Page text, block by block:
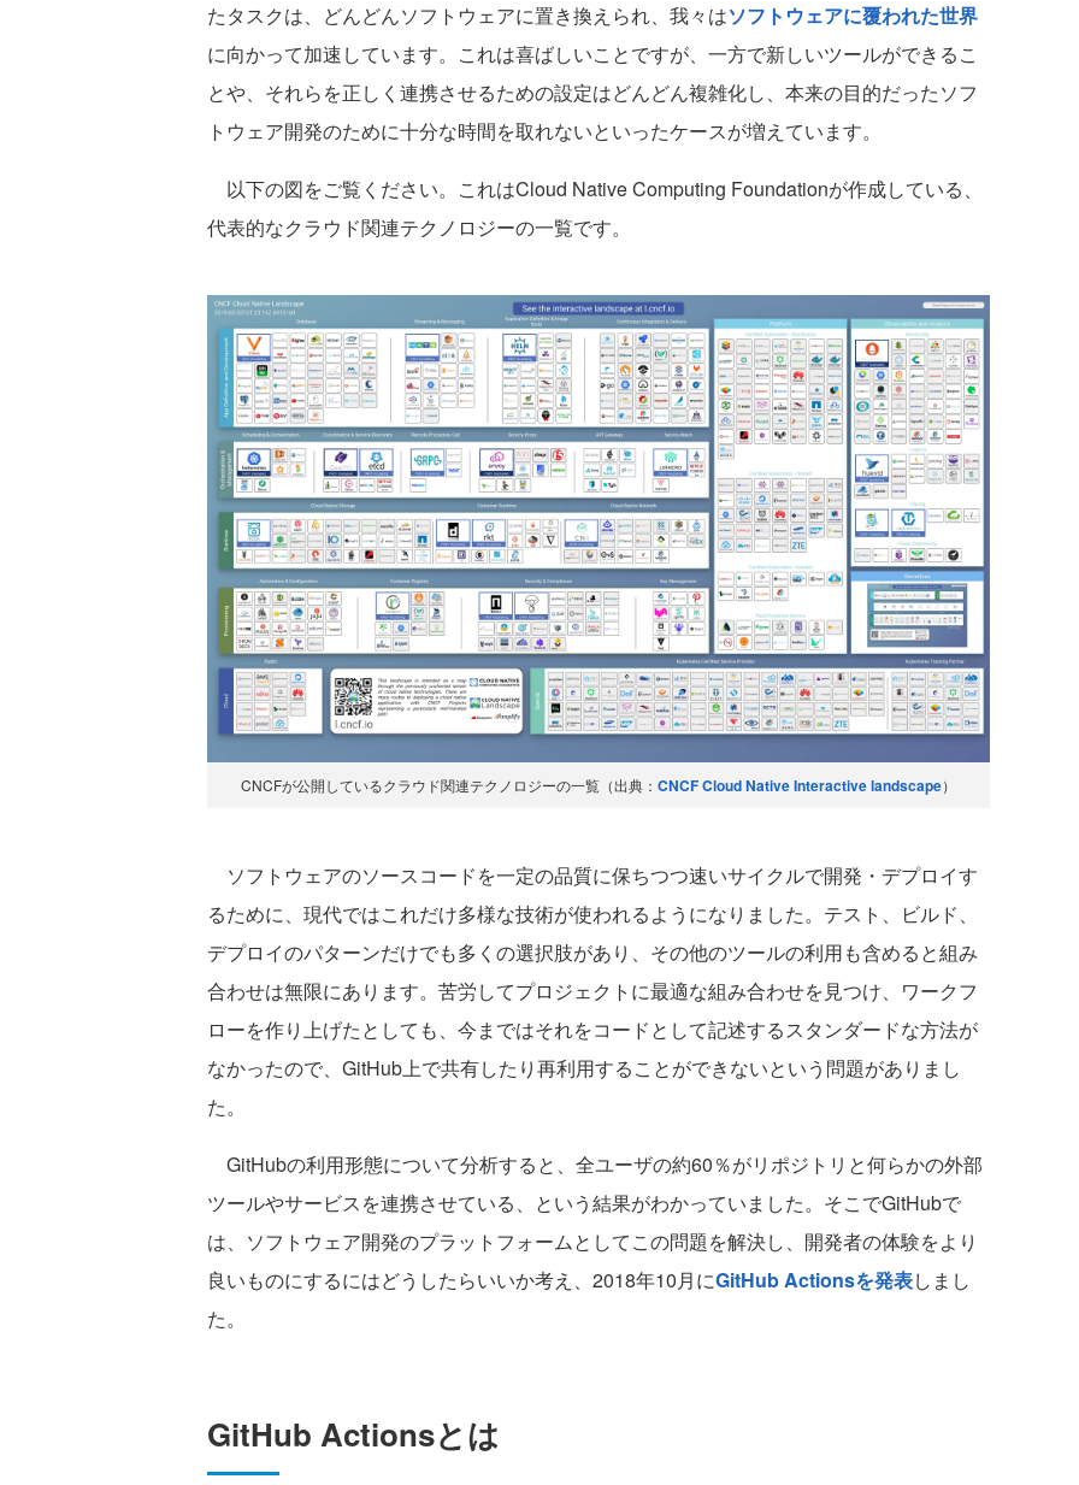
たタスクは、どんどんソフトウェアに置き換えられ、我々はソフトウェアに覆われた世界
に向かって加速しています。これは喜ばしいことですが、一方で新しいツールができるこ
とや、それらを正しく連携させるための設定はどんどん複雑化し、本来の目的だったソフ
トウェア開発のために十分な時間を取れないといったケースが増えています。
以下の図をご覧ください。これはCloud Native Computing Foundationが作成している、
代表的なクラウド関連テクノロジーの一覧です。
CNCFが公開しているクラウド関連テクノロジーの一覧（出典： CNCF Cloud Native Interactive landscape）
ソフトウェアのソースコードを一定の品質に保ちつつ速いサイクルで開発・デプロイす
るために、現代ではこれだけ多様な技術が使われるようになりました。テスト、ビルド、
デプロイのパターンだけでも多くの選択肢があり、その他のツールの利用も含めると組み
合わせは無限にあります。苦労してプロジェクトに最適な組み合わせを見つけ、ワークフ
ローを作り上げたとしても、今まではそれをコードとして記述するスタンダードな方法が
なかったので、GitHub上で共有したり再利用することができないという問題がありまし
た。
GitHubの利用形態について分析すると、全ユーザの約60％がリポジトリと何らかの外部
ツールやサービスを連携させている、という結果がわかっていました。そこでGitHubで
は、ソフトウェア開発のプラットフォームとしてこの問題を解決し、開発者の体験をより
良いものにするにはどうしたらいいか考え、2018年10月にGitHub Actionsを発表しまし
た。
GitHub Actionsとは